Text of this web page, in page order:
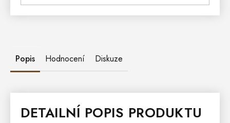
Popis Hodnocení Diskuze
DETAILNÍ POPIS PRODUKTU